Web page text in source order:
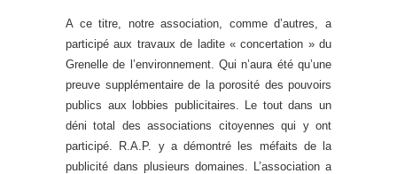
A ce titre, notre association, comme d’autres, a
participé aux travaux de ladite « concertation » du
Grenelle de l’environnement. Qui n’aura été qu’une
preuve supplémentaire de la porosité des pouvoirs
publics aux lobbies publicitaires. Le tout dans un
déni total des associations citoyennes qui y ont
participé. R.A.P. y a démontré les méfaits de la
publicité dans plusieurs domaines. L’association a